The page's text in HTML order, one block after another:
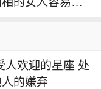
人欢迎的星座 处
的嫌弃